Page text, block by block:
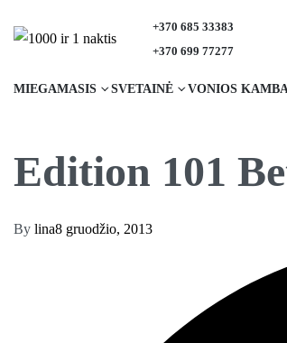
+370 685 33383
+370 699 77277
MIEGAMASIS SVETAINĖ VONIOS
Edition 101
By lina8 gruodžio, 2013